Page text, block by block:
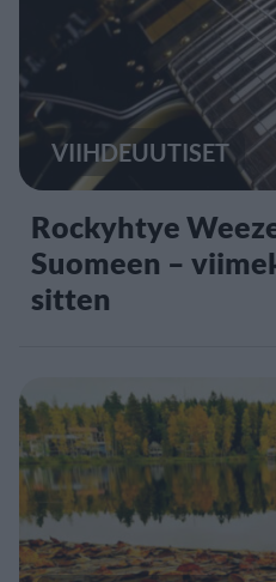
VIIHDEUUTISET
Rockyhtye
Suomeen –
sitten